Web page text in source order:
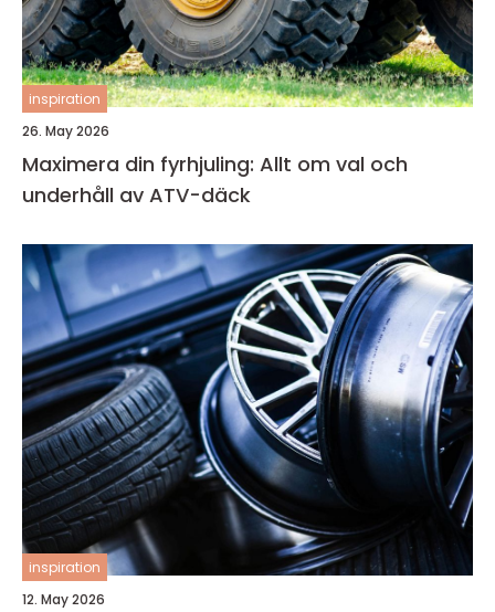
inspiration
26. May 2026
Maximera din fyrhjuling: Allt om val och
underhåll av ATV-däck
inspiration
12. May 2026